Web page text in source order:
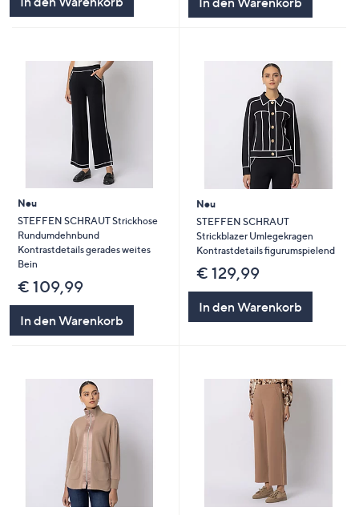
Neu
STEFFEN SCHRAUT Strickhose
Rundumdehnbund
Kontrastdetails gerades weites
Bein
€ 109,99
In den Warenkorb
Neu
STEFFEN SCHRAUT
Strickblazer Umlegekragen
Kontrastdetails figurumspielend
€ 129,99
In den Warenkorb